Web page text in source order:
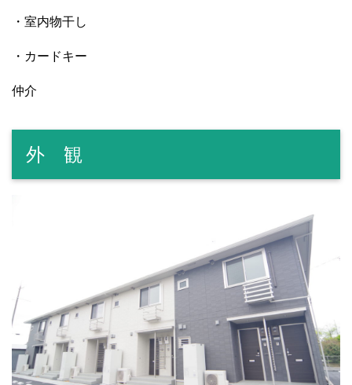
・室内物干し
・カードキー
仲介
外 観